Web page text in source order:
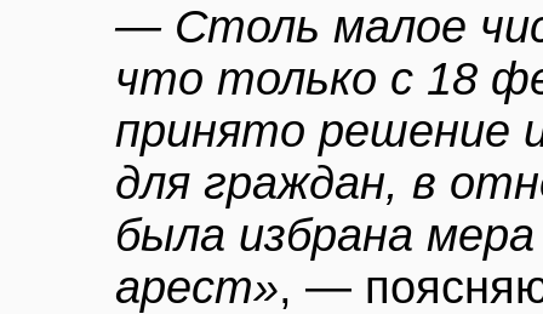
— Столь малое
что только с 18
принято решение
для граждан, в
была избрана
арест», —